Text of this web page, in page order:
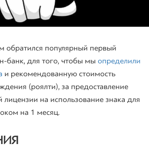
обратился популярный первый
банк, для того, чтобы мы определили
и рекомендованную стоимость
(роялти), за предоставление
лицензии на использование знака для
на 1 месяц.